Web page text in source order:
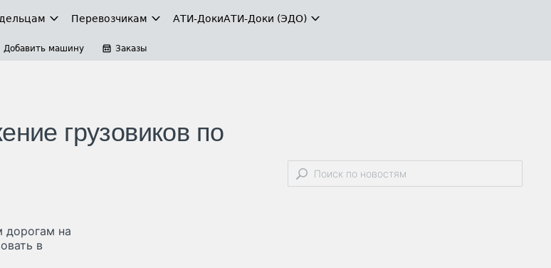
Перевозчикам АТИ-ДокиАТИ-Доки (ЭДО)
Добавить машину Заказы
грузовиков по
дорогам на
в